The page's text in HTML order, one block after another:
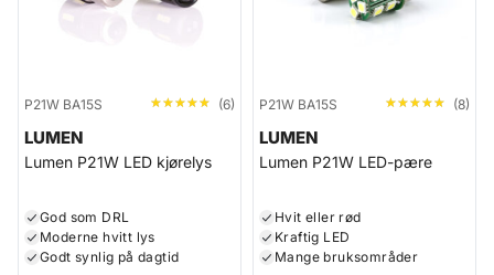
P21W BA15S ★★★★★
★★★★★ (6)
LUMEN
Lumen P21W LED kjørelys
God som DRL
Moderne hvitt lys
Godt synlig på dagtid
P21W BA15S ★★★★★
★★★★★ (8)
LUMEN
Lumen P21W LED-pære
Hvit eller rød
Kraftig LED
Mange bruksområder